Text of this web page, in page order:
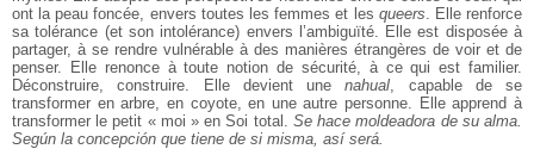
ont la peau foncée, envers toutes les femmes et les queers . Elle renforce
sa tolérance (et son intolérance) envers l’ambiguïté. Elle est disposée à
partager, à se rendre vulnérable à des manières étrangères de voir et de
penser. Elle renonce à toute notion de sécurité, à ce qui est familier.
Déconstruire, construire. Elle devient unenahual , capable de se
transformer en arbre, en coyote, en une autre personne. Elle apprend à
transformer le petit « moi » en Soi total. Se hace moldeadora de su alma.
Según la concepción que tiene de si misma, así será.